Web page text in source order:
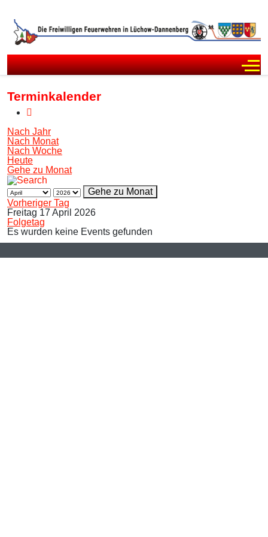
Terminkalender
Nach Jahr
Nach Monat
Nach Woche
Heute
Gehe zu Monat
Gehe zu Monat
Vorheriger Tag
Freitag 17 April 2026
Folgetag
Es wurden keine Events gefunden